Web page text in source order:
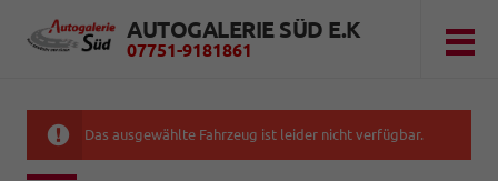
AUTOGALERIE SÜD E.K
07751-9181861
Das ausgewählte Fahrzeug ist leider nicht verfügbar.